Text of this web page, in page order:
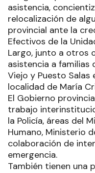
asistencia,
relocalización de
provincial ante la
Efectivos de la
Largo, junto a otros
asistencia a familias
Viejo y Puesto Salas
localidad de María
El Gobierno
trabajo
la Policía, áreas del
Humano, Ministerio
colaboración de
emergencia.
También tienen una